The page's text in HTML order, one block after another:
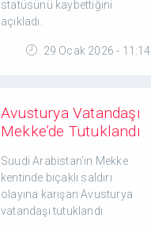
statüsünü kaybettiğini
açıkladı.
29 Ocak 2026 - 11:14
Avusturya Vatandaşı
Mekke’de Tutuklandı
Suudi Arabistan’ın Mekke
kentinde bıçaklı saldırı
olayına karışan Avusturya
vatandaşı tutuklandı.